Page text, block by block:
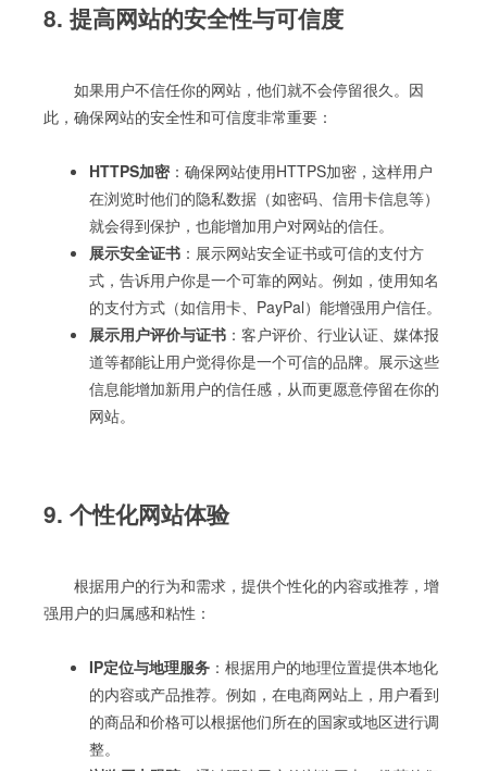
8. 提高网站的安全性与可信度
如果用户不信任你的网站，他们就不会停留很久。因
此，确保网站的安全性和可信度非常重要：
HTTPS加密 ：确保网站使用HTTPS加密，这样用户
在浏览时他们的隐私数据（如密码、信用卡信息等）
就会得到保护，也能增加用户对网站的信任。
展示安全证书 ：展示网站安全证书或可信的支付方
式，告诉用户你是一个可靠的网站。例如，使用知名
的支付方式（如信用卡、PayPal）能增强用户信任。
展示用户评价与证书 ：客户评价、行业认证、媒体报
道等都能让用户觉得你是一个可信的品牌。展示这些
信息能增加新用户的信任感，从而更愿意停留在你的
网站。
9. 个性化网站体验
根据用户的行为和需求，提供个性化的内容或推荐，增
强用户的归属感和粘性：
IP定位与地理服务 ：根据用户的地理位置提供本地化
的内容或产品推荐。例如，在电商网站上，用户看到
的商品和价格可以根据他们所在的国家或地区进行调
整。